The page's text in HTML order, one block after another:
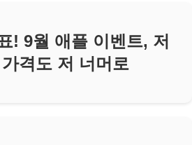
! 9월 애플 이벤트, 저
격도 저 너머로